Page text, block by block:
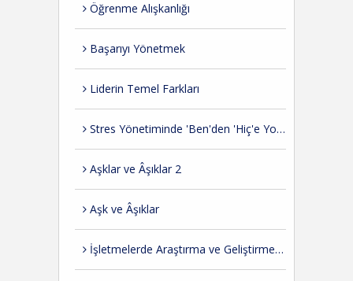
Öğrenme Alışkanlığı
Başarıyı Yönetmek
Liderin Temel Farkları
Stres Yönetiminde 'Ben'den 'Hiç'e Yolculuk
Aşklar ve Âşıklar 2
Aşk ve Âşıklar
İşletmelerde Araştırma ve Geliştirme İhtiyacı